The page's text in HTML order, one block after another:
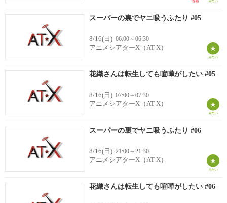
スーパーの裏でヤニ吸うふたり #05
8/16(日) 06:00～06:30
アニメシアターX（AT-X）
花織さんは転生しても喧嘩がしたい #05
8/16(日) 07:00～07:30
アニメシアターX（AT-X）
スーパーの裏でヤニ吸うふたり #06
8/16(日) 21:00～21:30
アニメシアターX（AT-X）
花織さんは転生しても喧嘩がしたい #06